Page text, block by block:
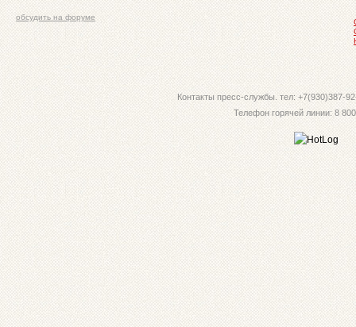
обсудить на форуме
Контакты пресс-службы. тел: +7(930)387-
Телефон горячей линии: 8